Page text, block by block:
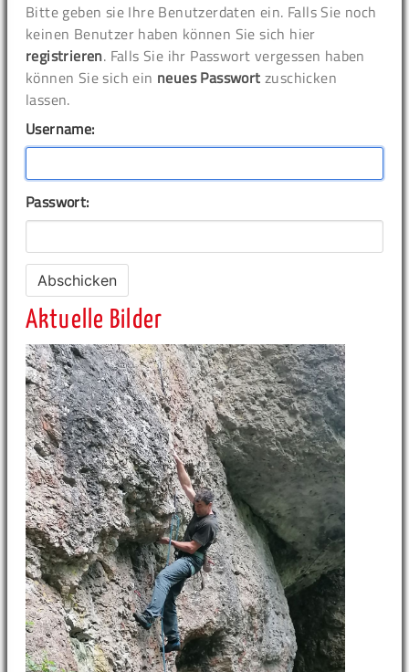
Bitte geben sie Ihre Benutzerdaten ein. Falls Sie noch
keinen Benutzer haben können Sie sich hier
registrieren. Falls Sie ihr Passwort vergessen haben
können Sie sich ein neues Passwort zuschicken
lassen.
Username:
Passwort:
Aktuelle Bilder